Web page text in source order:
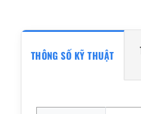
THÔNG SỐ KỸ THUẬT